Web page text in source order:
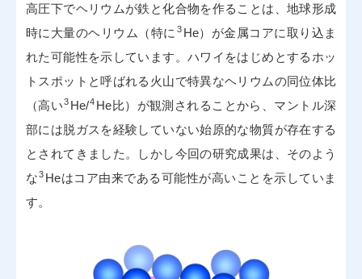
高圧下でヘリウムが鉄と化合物を作ることは、地球形成
時に大量のヘリウム（特に 3 He）が金属コアに取り込ま
れた可能性を示しています。ハワイをはじめとするホッ
トスポットと呼ばれる火山で特異なヘリウムの同位体比
（高い3 He/4 He比）が観測されることから、マントル深
部には脱ガスを経験していない始原的な物質が存在する
とされてきました。しかし今回の研究成果は、そのよう
な 3 Heはコア由来である可能性が高いことを示していま
す。